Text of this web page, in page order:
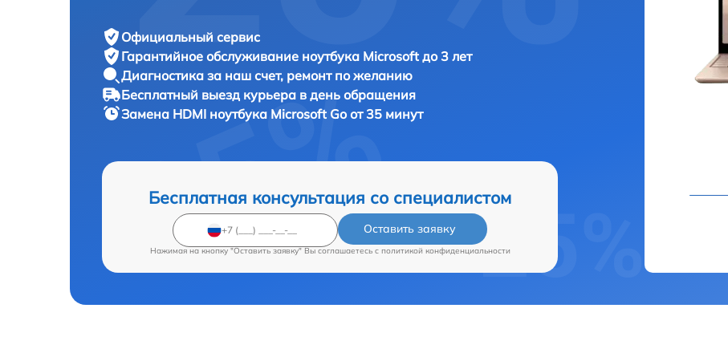
Официальный сервис
Гарантийное обслуживание ноутбука Microsoft до 3 лет
Диагностика за наш счет, ремонт по желанию
Бесплатный выезд курьера в день обращения
Замена HDMI ноутбука Microsoft Go от 35 минут
Бесплатная консультация со специалистом
Оставить заявку
Нажимая на кнопку "Оставить заявку" Вы соглашаетесь c политикой конфиденциальности